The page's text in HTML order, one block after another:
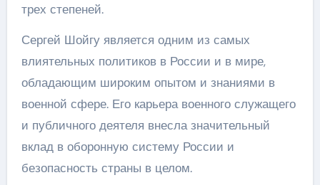
трех степеней.
Сергей Шойгу является одним из самых
влиятельных политиков в России и в мире,
обладающим широким опытом и знаниями в
военной сфере. Его карьера военного служащего
и публичного деятеля внесла значительный
вклад в оборонную систему России и
безопасность страны в целом.